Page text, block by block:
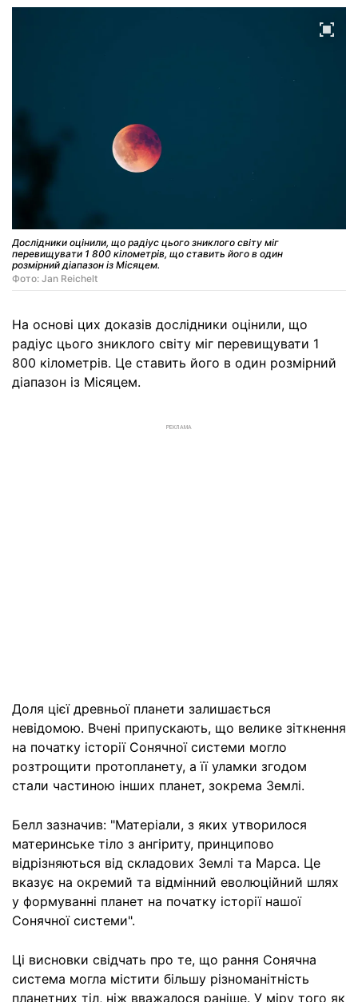
Дослідники оцінили, що радіус цього зниклого світу міг
перевищувати 1 800 кілометрів, що ставить його в один
розмірний діапазон із Місяцем.
Фото: Jan Reichelt
На основі цих доказів дослідники оцінили, що
радіус цього зниклого світу міг перевищувати 1
800 кілометрів. Це ставить його в один розмірний
діапазон із Місяцем.
РЕКЛАМА
Доля цієї древньої планети залишається
невідомою. Вчені припускають, що велике зіткнення
на початку історії Сонячної системи могло
розтрощити протопланету, а її уламки згодом
стали частиною інших планет, зокрема Землі.
Белл зазначив: "Матеріали, з яких утворилося
материнське тіло з ангіриту, принципово
відрізняються від складових Землі та Марса. Це
вказує на окремий та відмінний еволюційний шлях
у формуванні планет на початку історії нашої
Сонячної системи".
Ці висновки свідчать про те, що рання Сонячна
система могла містити більшу різноманітність
планетних тіл, ніж вважалося раніше. У міру того як